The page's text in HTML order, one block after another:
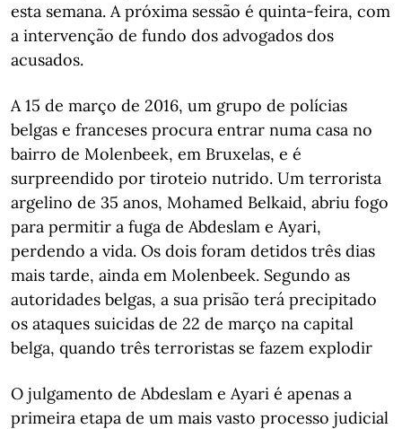
esta semana. A próxima sessão é quinta-feira, com
a intervenção de fundo dos advogados dos
acusados.
A 15 de março de 2016, um grupo de polícias
belgas e franceses procura entrar numa casa no
bairro de Molenbeek, em Bruxelas, e é
surpreendido por tiroteio nutrido. Um terrorista
argelino de 35 anos, Mohamed Belkaid, abriu fogo
para permitir a fuga de Abdeslam e Ayari,
perdendo a vida. Os dois foram detidos três dias
mais tarde, ainda em Molenbeek. Segundo as
autoridades belgas, a sua prisão terá precipitado
os ataques suicidas de 22 de março na capital
belga, quando três terroristas se fazem explodir
O julgamento de Abdeslam e Ayari é apenas a
primeira etapa de um mais vasto processo judicial